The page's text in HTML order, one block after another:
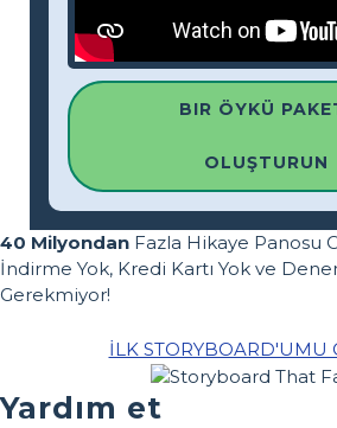
BIR ÖYKÜ
OLUŞTURUN
40 Milyondan Fazla Hikaye Panosu
İndirme Yok, Kredi Kartı Yok ve
Gerekmiyor!
İLK STORYBOARD'UMU
Yardım et